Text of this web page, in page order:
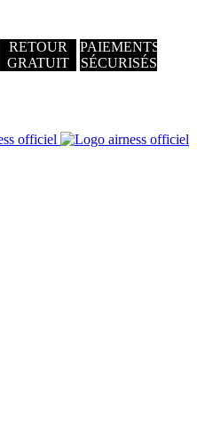
RETOUR
GRATUIT
PAIEMENTS
SÉCURISÉS